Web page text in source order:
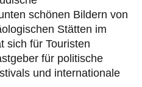
schönen Bildern von
Stätten im
sich für Touristen
für politische
und internationale